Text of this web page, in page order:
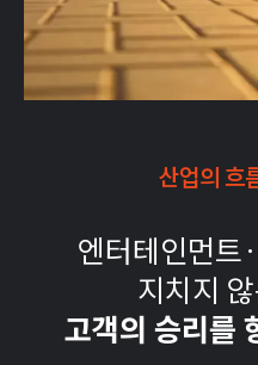
산업의 흐
엔터테인먼트
지치지
고객의 승리를